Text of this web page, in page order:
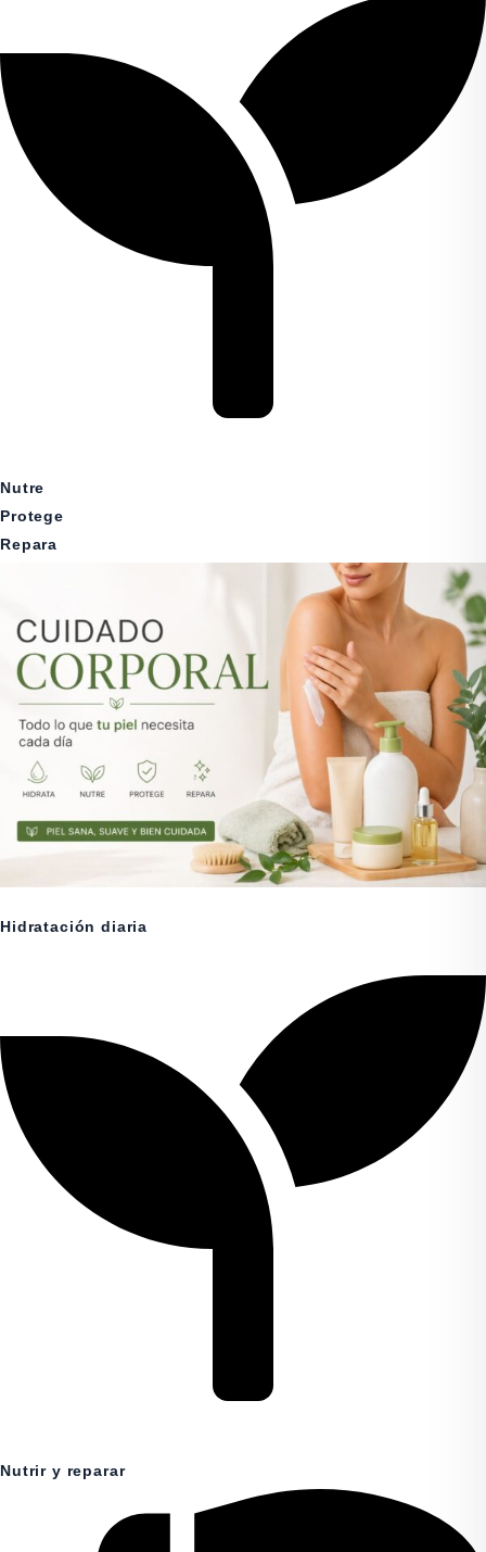
Nutre
Protege
Repara
Hidratación diaria
Nutrir y reparar